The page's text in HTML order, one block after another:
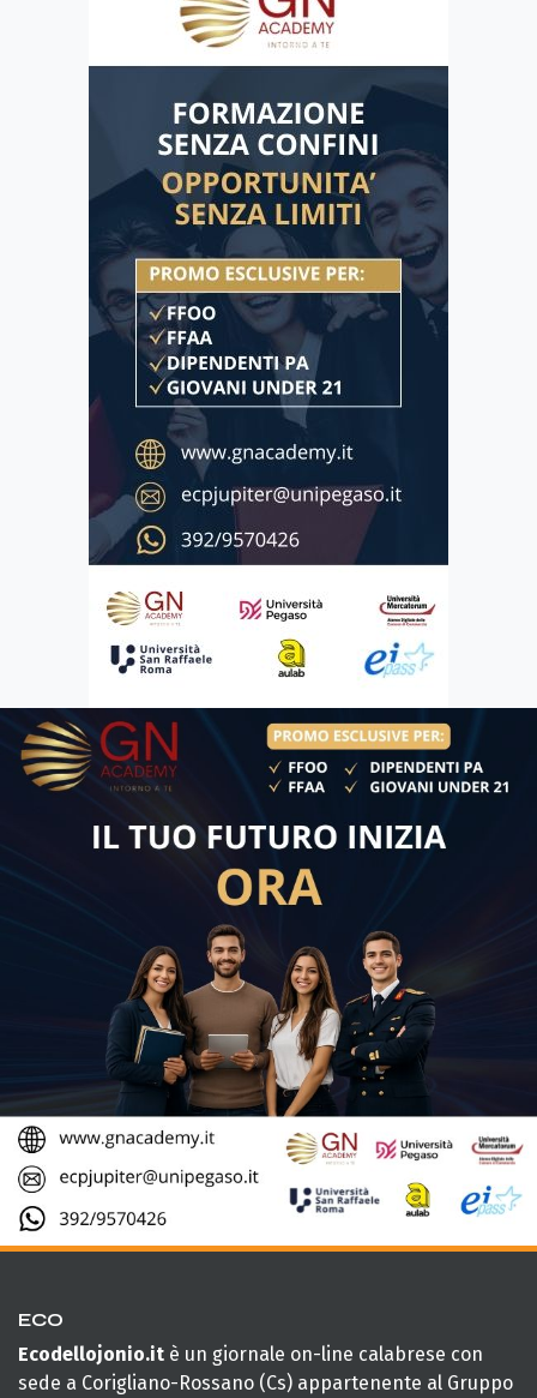
ECO
Ecodellojonio.it è un giornale on-line calabrese con
sede a Corigliano-Rossano (Cs) appartenente al Gruppo